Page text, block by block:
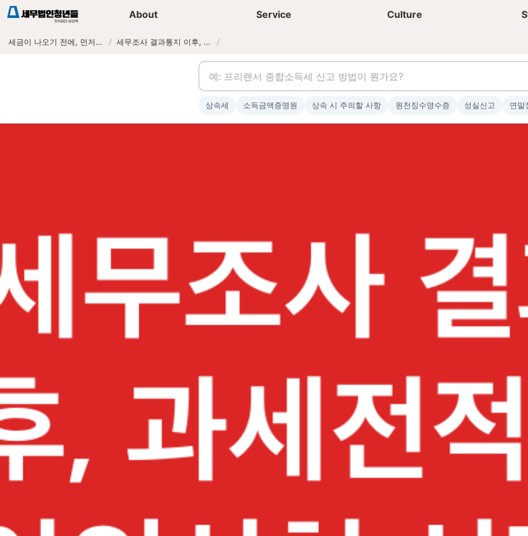
About Service Culture
세금이 나오기 전에, 먼저 연락하는 세무법인 / 세무조사 결과통지 이후, 과세전적부심사와 이의신청 선택 기준 /
세무가이드 콘텐츠 기장상담신청 청년들 일상
상속세 소득금액증명원 상속 시 주의할 사항 원천징수영수증 성실신고 연말